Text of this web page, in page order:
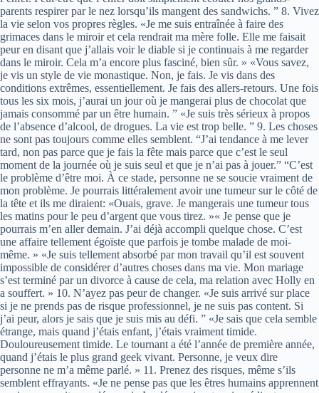
parents respirer par le nez lorsqu’ils mangent des sandwichs. ” 8. Vivez
la vie selon vos propres règles. «Je me suis entraînée à faire des
grimaces dans le miroir et cela rendrait ma mère folle. Elle me faisait
peur en disant que j’allais voir le diable si je continuais à me regarder
dans le miroir. Cela m’a encore plus fasciné, bien sûr. » «Vous savez,
je vis un style de vie monastique. Non, je fais. Je vis dans des
conditions extrêmes, essentiellement. Je fais des allers-retours. Une fois
tous les six mois, j’aurai un jour où je mangerai plus de chocolat que
jamais consommé par un être humain. ” «Je suis très sérieux à propos
de l’absence d’alcool, de drogues. La vie est trop belle. ” 9. Les choses
ne sont pas toujours comme elles semblent. “J’ai tendance à me lever
tard, non pas parce que je fais la fête mais parce que c’est le seul
moment de la journée où je suis seul et que je n’ai pas à jouer.” “C’est
le problème d’être moi. À ce stade, personne ne se soucie vraiment de
mon problème. Je pourrais littéralement avoir une tumeur sur le côté de
la tête et ils me diraient: «Ouais, grave. Je mangerais une tumeur tous
les matins pour le peu d’argent que vous tirez. »« Je pense que je
pourrais m’en aller demain. J’ai déjà accompli quelque chose. C’est
une affaire tellement égoïste que parfois je tombe malade de moi-
même. » «Je suis tellement absorbé par mon travail qu’il est souvent
impossible de considérer d’autres choses dans ma vie. Mon mariage
s’est terminé par un divorce à cause de cela, ma relation avec Holly en
a souffert. » 10. N’ayez pas peur de changer. «Je suis arrivé sur place
si je ne prends pas de risque professionnel, je ne suis pas content. Si
j’ai peur, alors je sais que je suis mis au défi. ” «Je sais que cela semble
étrange, mais quand j’étais enfant, j’étais vraiment timide.
Douloureusement timide. Le tournant a été l’année de première année,
quand j’étais le plus grand geek vivant. Personne, je veux dire
personne ne m’a même parlé. » 11. Prenez des risques, même s’ils
semblent effrayants. «Je ne pense pas que les êtres humains apprennent